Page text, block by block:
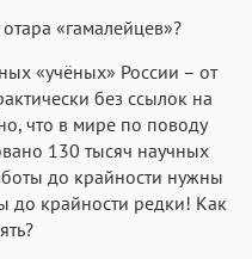
«гамалейцев»?
«учёных» России – от
без ссылок на
что в мире по поводу
130 тысяч научных
до крайности нужны
до крайности редки! Как